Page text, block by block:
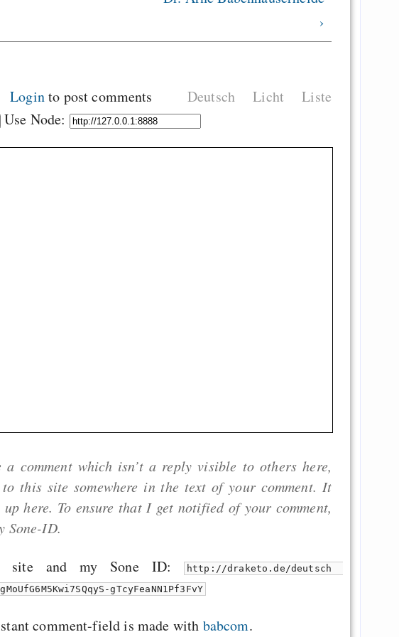
›
Deutsch Licht Liste
Loginto post comments
Use Node:
a comment which isn’t a reply visible to others here,
this site somewhere in the text of your comment. It
here. To ensure that I get notified of your comment,
Sone-ID.
and my Sone ID:
http://draketo.de/deutsch
gTcyFeaNN1Pf3FvY
comment-field is made with babcom.